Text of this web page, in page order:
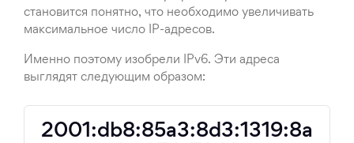
становится понятно, что необходимо увеличивать
максимальное число IP-адресов.
Именно поэтому изобрели IPv6. Эти адреса
выглядят следующим образом:
2001:db8:85a3:8d3:1319:8a